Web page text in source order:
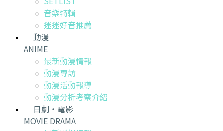
音樂特輯
迷迷好音推薦
動漫
ANIME
最新動漫情報
動漫專訪
動漫活動報導
動漫分析考察介紹
日劇・電影
MOVIE DRAMA